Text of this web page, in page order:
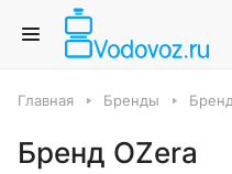
Главная Бренды
Бренд OZera